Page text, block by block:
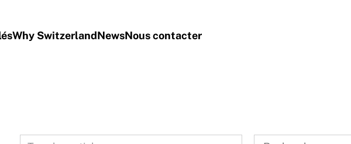
Why SwitzerlandNewsNous contacter